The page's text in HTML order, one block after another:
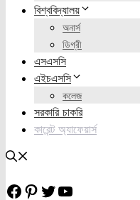
বিশ্ববিদ্যালয়
অনার্স
ডিগ্রী
এসএসসি
এইচএসসি
কলেজ
সরকারি চাকরি
কারেন্ট অ্যাফেয়ার্স
Facebook
Pinterest
Twitter
YouTube